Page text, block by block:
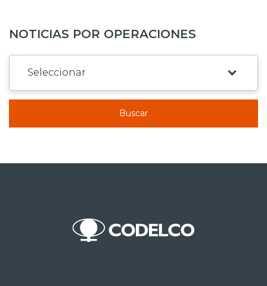
NOTICIAS POR OPERACIONES
Buscar